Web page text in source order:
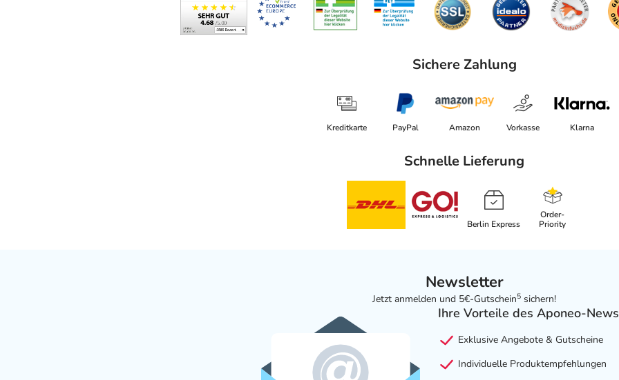
Sichere Zahlung
Kreditkarte PayPal Amazon Vorkasse Klarna
Schnelle Lieferung
Berlin Express
Order-
Priority
Newsletter
Jetzt anmelden und 5€-Gutschein5 sichern!
Ihre Vorteile des Aponeo-
Exklusive Angebote & Gutscheine
Individuelle Produktempfehlungen